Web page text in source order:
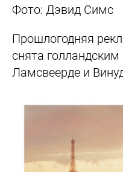
Фото: Дэвид Симс
Прошлогодняя
снята
Ламсвеерде и